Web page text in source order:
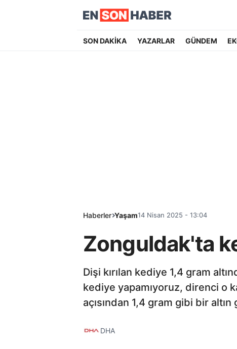
SON DAKİKA YAZARLAR GÜNDEM
Haberler Yaşam14 Nisan 2025 - 13:04
Zonguldak'ta
Dişi kırılan kediye 1,4 gram
kediye yapamıyoruz, direnci o
açısından 1,4 gram gibi bir
DHA